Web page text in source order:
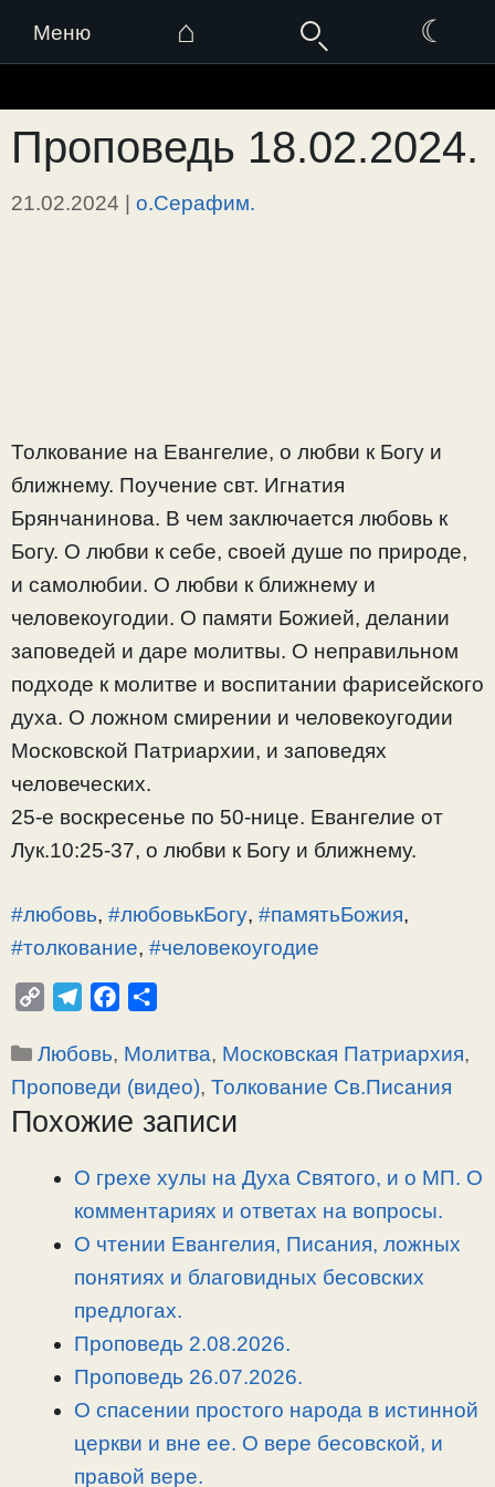
Меню ⌂ ☾
к
содержимому
Проповедь 18.02.2024.
21.02.2024 | о.Серафим.
Толкование на Евангелие, о любви к Богу и
ближнему. Поучение свт. Игнатия
Брянчанинова. В чем заключается любовь к
Богу. О любви к себе, своей душе по природе,
и самолюбии. О любви к ближнему и
человекоугодии. О памяти Божией, делании
заповедей и даре молитвы. О неправильном
подходе к молитве и воспитании фарисейского
духа. О ложном смирении и человекоугодии
Московской Патриархии, и заповедях
человеческих.
25-е воскресенье по 50-нице. Евангелие от
Лук.10:25-37, о любви к Богу и ближнему.
#любовь, #любовькБогу, #памятьБожия,
#толкование, #человекоугодие
p
y
L
l
e
g
a
c
e
b
п
р
а
Рубрики
Любовь, Молитва, Московская Патриархия,
Проповеди (видео), Толкование Св.Писания
Похожие записи
О грехе хулы на Духа Святого, и о МП. О
комментариях и ответах на вопросы.
О чтении Евангелия, Писания, ложных
понятиях и благовидных бесовских
предлогах.
Проповедь 2.08.2026.
Проповедь 26.07.2026.
О спасении простого народа в истинной
церкви и вне ее. О вере бесовской, и
правой вере.